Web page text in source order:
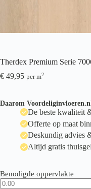
Therdex Premium Serie
€ 49,95 per m2
Daarom
De beste kwaliteit
Offerte op maat
Deskundig advies
Altijd gratis
Benodigde oppervlakte